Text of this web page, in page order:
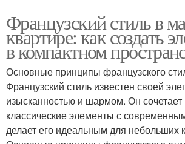
Французский стиль в
квартире: как создать
в компактном
Основные принципы французского
Французский стиль известен своей
изысканностью и шармом. Он сочетает
классические элементы с
делает его идеальным для небольших